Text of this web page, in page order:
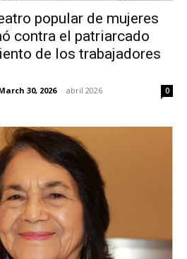
popular de mujeres
contra el patriarcado
de los trabajadores
30, 2026 - abril 2026 0